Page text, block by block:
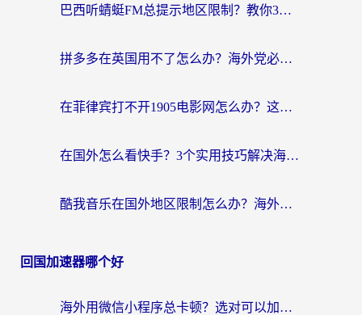
巴西听蜻蜓FM总提示地区限制？教你3步修改定位畅听国内内容
拼多多在英国用不了怎么办？海外党必看的回国加速全攻略（附B站洋码头解决方法）
在菲律宾打不开1905电影网怎么办？这份攻略帮你重拾国内影视自由
在国外怎么看快手？3个实用技巧解决海外追剧、社交、游戏难题
酷我音乐在国外地区限制怎么办？海外党亲测有效的回国加速方案
回国加速器哪个好
海外用微信小程序总卡顿？选对可以加速微信小程序的加速器就够了（含老挝可用&Mac端推荐）